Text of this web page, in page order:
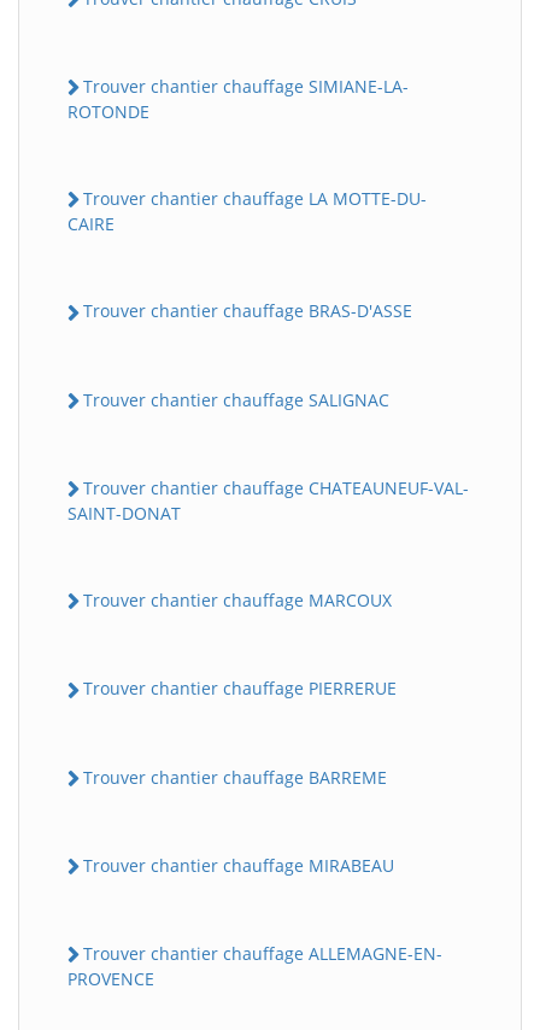
Trouver chantier chauffage SIMIANE-LA-
ROTONDE
Trouver chantier chauffage LA MOTTE-DU-
CAIRE
Trouver chantier chauffage BRAS-D'ASSE
Trouver chantier chauffage SALIGNAC
Trouver chantier chauffage CHATEAUNEUF-VAL-
SAINT-DONAT
Trouver chantier chauffage MARCOUX
Trouver chantier chauffage PIERRERUE
Trouver chantier chauffage BARREME
Trouver chantier chauffage MIRABEAU
Trouver chantier chauffage ALLEMAGNE-EN-
PROVENCE